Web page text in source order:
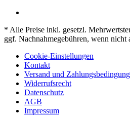
* Alle Preise inkl. gesetzl.
ggf. Nachnahmegebühren, wenn nicht
Cookie-Einstellungen
Kontakt
Versand und
Widerrufsrecht
Datenschutz
AGB
Impressum